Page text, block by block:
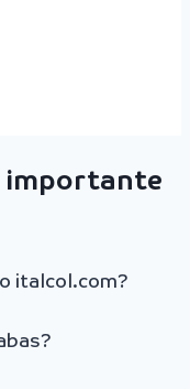
importante
italcol.com?